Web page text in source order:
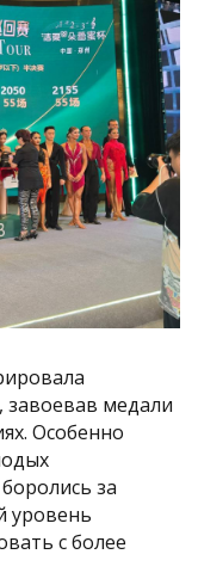
медали
Особенно
за
уровень
с более